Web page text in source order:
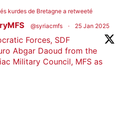
kurdes de Bretagne a retweeté
@syriacmfs · 25 Jan 2025
Forces, SDF
Abgar Daoud from the
Military Council, MFS as
ܟܫܝܪܘܬܐ